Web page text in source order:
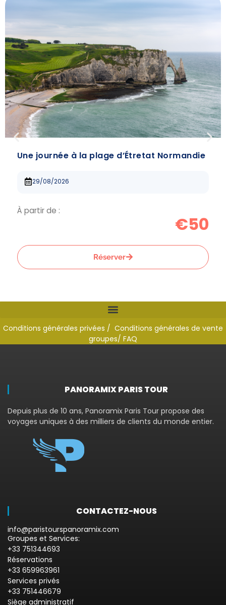
Une journée à la plage d’Étretat Normandie
29/08/2026
À partir de :
€50
Réserver
Conditions générales privées / Conditions générales de vente
groupes/ FAQ
PANORAMIX PARIS TOUR
Depuis plus de 10 ans, Panoramix Paris Tour propose des
voyages uniques à des milliers de clients du monde entier.
CONTACTEZ-NOUS
info@paristourspanoramix.com
Groupes et Services:
+33 751344693
Réservations
+33 659963961
Services privés
+33 751446679
Siège administratif